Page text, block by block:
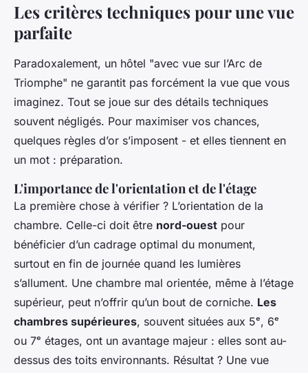
Les critères techniques pour une vue
parfaite
Paradoxalement, un hôtel "avec vue sur l’Arc de
Triomphe" ne garantit pas forcément la vue que vous
imaginez. Tout se joue sur des détails techniques
souvent négligés. Pour maximiser vos chances,
quelques règles d’or s’imposent - et elles tiennent en
un mot : préparation.
L'importance de l'orientation et de l'étage
La première chose à vérifier ? L’orientation de la
chambre. Celle-ci doit être nord-ouest pour
bénéficier d’un cadrage optimal du monument,
surtout en fin de journée quand les lumières
s’allument. Une chambre mal orientée, même à l’étage
supérieur, peut n’offrir qu’un bout de corniche. Les
chambres supérieures, souvent situées aux 5ᵉ, 6ᵉ
ou 7ᵉ étages, ont un avantage majeur : elles sont au-
dessus des toits environnants. Résultat ? Une vue